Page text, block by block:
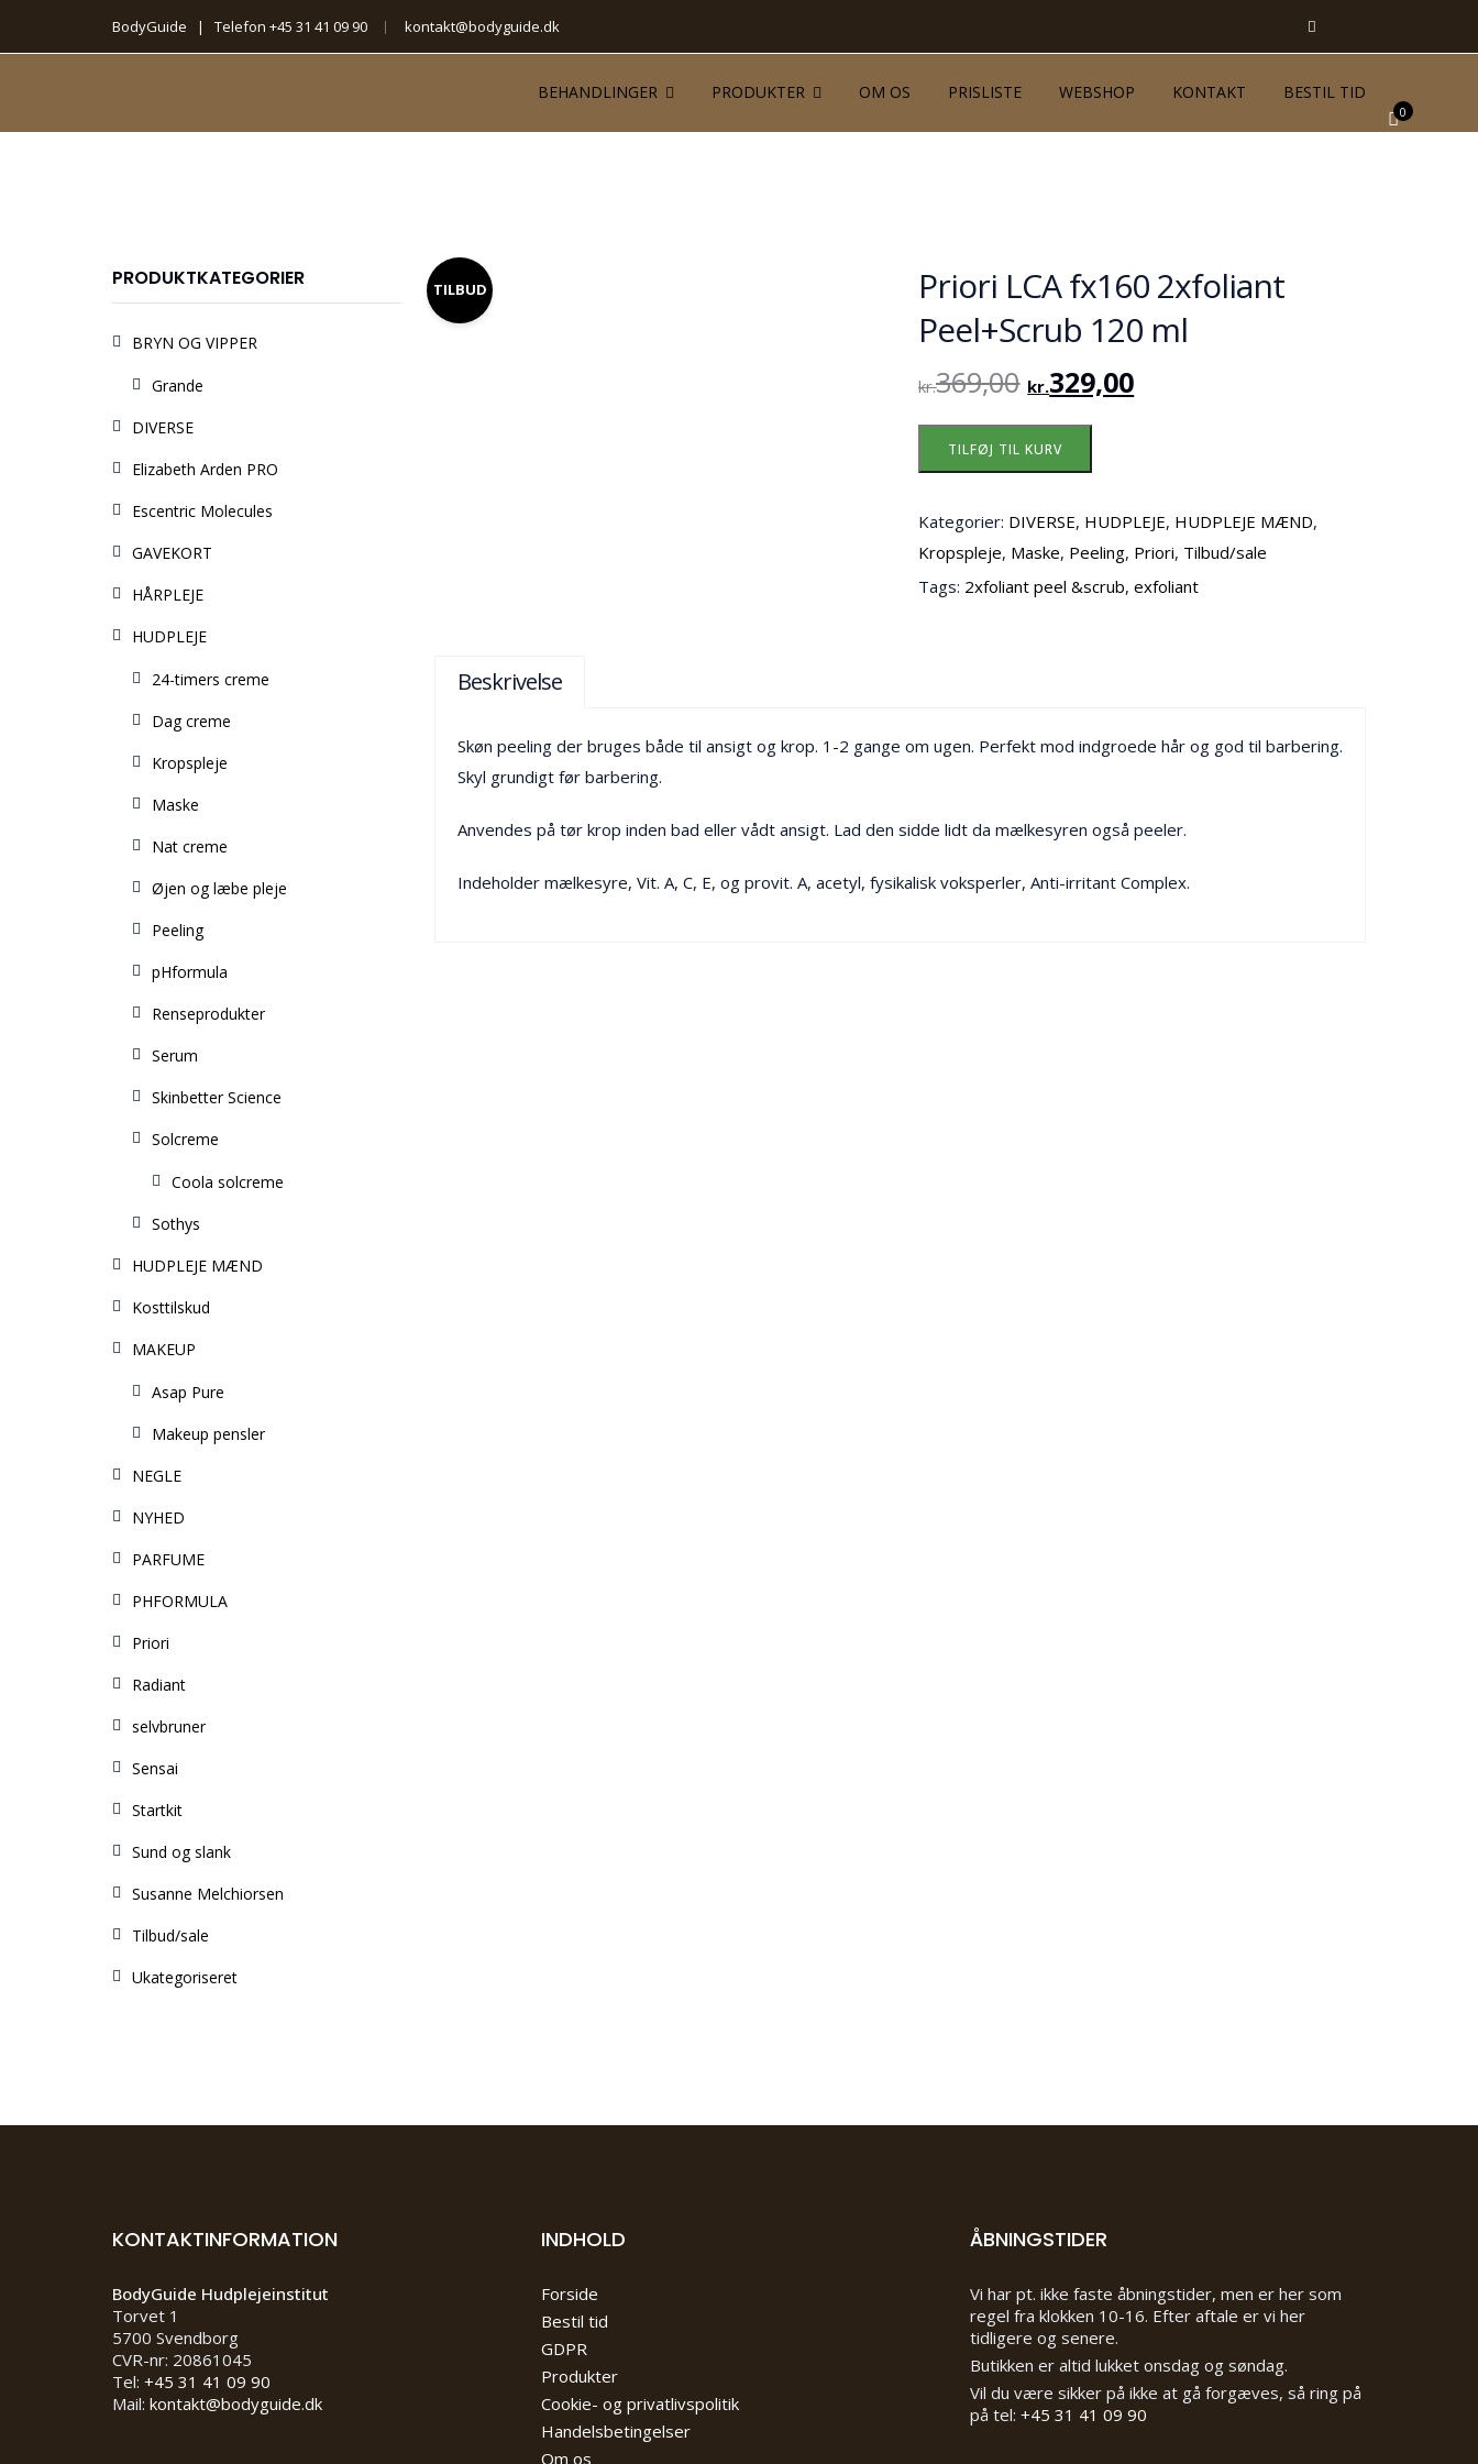
BodyGuide | Telefon +45 31 41 09 90 kontakt@bodyguide.dk
0
BEHANDLINGER PRODUKTER OM OS PRISLISTE WEBSHOP KONTAKT BESTIL TID
TILBUD
Priori LCA fx160 2xfoliant
Peel+Scrub 120 ml
kr.369,00 kr.329,00
TILFØJ TIL KURV
Kategorier: DIVERSE, HUDPLEJE, HUDPLEJE MÆND,
Kropspleje, Maske, Peeling, Priori, Tilbud/sale
Tags: 2xfoliant peel &scrub,exfoliant
Beskrivelse
Skøn peeling der bruges både til ansigt og krop. 1-2 gange om ugen. Perfekt mod indgroede hår og god til barbering.
Skyl grundigt før barbering.
Anvendes på tør krop inden bad eller vådt ansigt. Lad den sidde lidt da mælkesyren også peeler.
Indeholder mælkesyre, Vit. A, C, E, og provit. A, acetyl, fysikalisk voksperler, Anti-irritant Complex.
PRODUKTKATEGORIER
BRYN OG VIPPER
Grande
DIVERSE
Elizabeth Arden PRO
Escentric Molecules
GAVEKORT
HÅRPLEJE
HUDPLEJE
24-timers creme
Dag creme
Kropspleje
Maske
Nat creme
Øjen og læbe pleje
Peeling
pHformula
Renseprodukter
Serum
Skinbetter Science
Solcreme
Coola solcreme
Sothys
HUDPLEJE MÆND
Kosttilskud
MAKEUP
Asap Pure
Makeup pensler
NEGLE
NYHED
PARFUME
PHFORMULA
Priori
Radiant
selvbruner
Sensai
Startkit
Sund og slank
Susanne Melchiorsen
Tilbud/sale
Ukategoriseret
KONTAKTINFORMATION
BodyGuide Hudplejeinstitut
Torvet 1
5700 Svendborg
CVR-nr: 20861045
Tel: +45 31 41 09 90
Mail: kontakt@bodyguide.dk
INDHOLD
Forside
Bestil tid
GDPR
Produkter
Cookie- og privatlivspolitik
Handelsbetingelser
Om os
ÅBNINGSTIDER
Vi har pt. ikke faste åbningstider, men er her som
regel fra klokken 10-16. Efter aftale er vi her
tidligere og senere.
Butikken er altid lukket onsdag og søndag.
Vil du være sikker på ikke at gå forgæves, så ring på
på tel: +45 31 41 09 90